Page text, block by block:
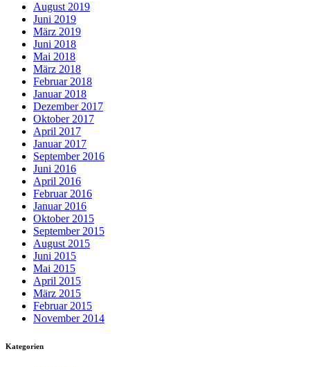
August 2019
Juni 2019
März 2019
Juni 2018
Mai 2018
März 2018
Februar 2018
Januar 2018
Dezember 2017
Oktober 2017
April 2017
Januar 2017
September 2016
Juni 2016
April 2016
Februar 2016
Januar 2016
Oktober 2015
September 2015
August 2015
Juni 2015
Mai 2015
April 2015
März 2015
Februar 2015
November 2014
Kategorien